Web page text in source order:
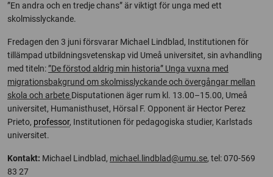
”En andra och en tredje chans” är viktigt för unga med ett
skolmisslyckande.
Fredagen den 3 juni försvarar Michael Lindblad, Institutionen för
tillämpad utbildningsvetenskap vid Umeå universitet, sin avhandling
med titeln:”De förstod aldrig min historia” Unga vuxna med
migrationsbakgrund om skolmisslyckande och övergångar mellan
skola och arbete Disputationen äger rum kl. 13.00–15.00, Umeå
universitet, Humanisthuset, Hörsal F. Opponent är Hector Perez
Prieto, professor, Institutionen för pedagogiska studier, Karlstads
universitet.
Kontakt: Michael Lindblad, michael.lindblad@umu.se, tel: 070-569
83 27